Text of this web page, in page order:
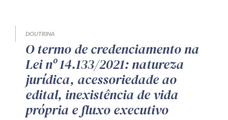
DOUTRINA
O termo de credenciamento na
Lei nº 14.133/2021: natureza
jurídica, acessoriedade ao
edital, inexistência de vida
própria e fluxo executivo